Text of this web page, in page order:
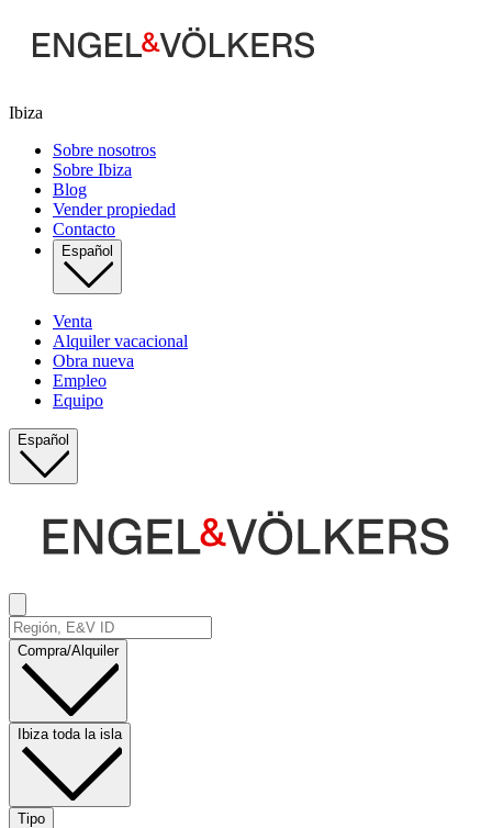
Ibiza
Sobre nosotros
Sobre Ibiza
Blog
Vender propiedad
Contacto
Español
Venta
Alquiler vacacional
Obra nueva
Empleo
Equipo
Español
Compra/Alquiler
Ibiza toda la isla
Tipo